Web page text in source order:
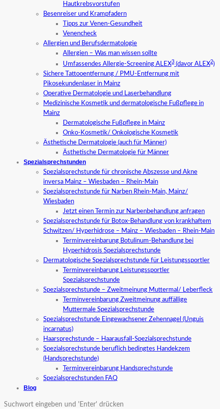
Hautkrebsvorstufen
Besenreiser und Krampfadern
Tipps zur Venen-Gesundheit
Venencheck
Allergien und Berufsdermatologie
Allergien – Was man wissen sollte
Umfassendes Allergie-Screening ALEX3 (davor ALEX2)
Sichere Tattooentfernung / PMU-Entfernung mit
Pikosekundenlaser in Mainz
Operative Dermatologie und Laserbehandlung
Medizinische Kosmetik und dermatologische Fußpflege in
Mainz
Dermatologische Fußpflege in Mainz
Onko-Kosmetik/ Onkologische Kosmetik
Ästhetische Dermatologie (auch für Männer)
Ästhetische Dermatologie für Männer
Spezialsprechstunden
Spezialsprechstunde für chronische Abszesse und Akne
inversa Mainz – Wiesbaden – Rhein-Main
Spezialsprechstunde für Narben Rhein-Main, Mainz/
Wiesbaden
Jetzt einen Termin zur Narbenbehandlung anfragen
Spezialsprechstunde für Botox-Behandlung von krankhaftem
Schwitzen/ Hyperhidrose – Mainz – Wiesbaden – Rhein-Main
Terminvereinbarung Botulinum-Behandlung bei
Hyperhidrosis Spezialsprechstunde
Dermatologische Spezialsprechstunde für Leistungssportler
Terminvereinbarung Leistungssportler
Spezialsprechstunde
Spezialsprechstunde – Zweitmeinung Muttermal/ Leberfleck
Terminvereinbarung Zweitmeinung auffällige
Muttermale Spezialsprechstunde
Spezialsprechstunde Eingewachsener Zehennagel (Unguis
incarnatus)
Haarsprechstunde – Haarausfall-Spezialsprechstunde
Spezialsprechstunde beruflich bedingtes Handekzem
(Handsprechstunde)
Terminvereinbarung Handsprechstunde
Spezialsprechstunden FAQ
Blog
Suchwort eingeben und 'Enter' drücken